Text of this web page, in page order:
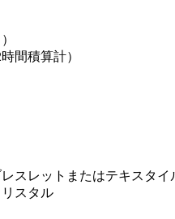
間積算計）
スレットまたはテキスタイ
スタル